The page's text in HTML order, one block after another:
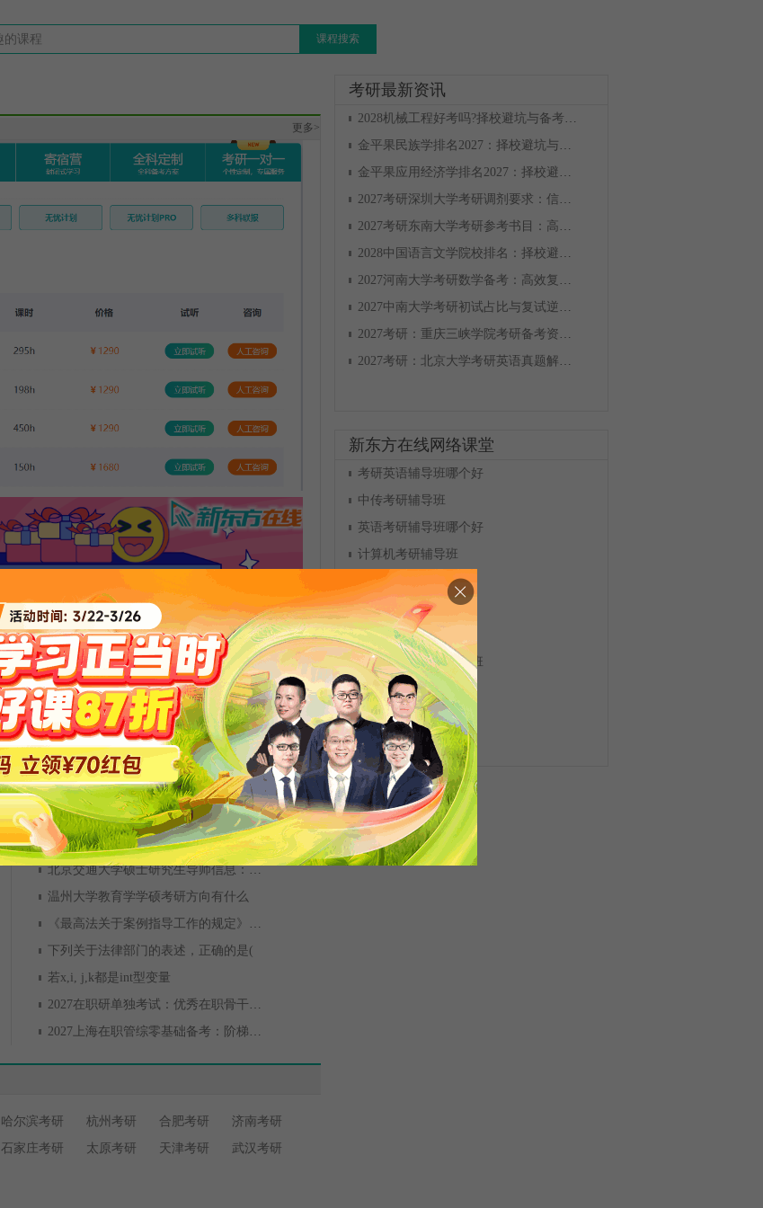
课程搜索
更多>
更多公开课
北京交通大学硕士研究生导师信息：张福俊
温州大学教育学学硕考研方向有什么
《最高法关于案例指导工作的规定》第七条
下列关于法律部门的表述，正确的是(
若x,i, j,k都是int型变量
2027在职研单独考试：优秀在职骨干的特殊通道
2027上海在职管综零基础备考：阶梯式课程体系是核心
哈尔滨考研 杭州考研 合肥考研
济南考研
石家庄考研 太原考研 天津考研
武汉考研
考研最新资讯
2028机械工程好考吗?择校避坑与备考规划
金平果民族学排名2027：择校避坑与备考规划
金平果应用经济学排名2027：择校避坑与备考规划
2027考研深圳大学考研调剂要求：信息获取与复试准备
2027考研东南大学考研参考书目：高效备考与复习规划
2028中国语言文学院校排名：择校避坑与备考全攻略
2027河南大学考研数学备考：高效复习全攻略
2027中南大学考研初试占比与复试逆袭指南
2027考研：重庆三峡学院考研备考资料获取与使用指南
2027考研：北京大学考研英语真题解析与备考策略
新东方在线网络课堂
考研英语辅导班哪个好
中传考研辅导班
英语考研辅导班哪个好
计算机考研辅导班
南宁考研辅导
物理化学考研辅导
山大考研辅导
心理学专硕考研辅导班
会计专硕考研辅导
法学考研辅导班